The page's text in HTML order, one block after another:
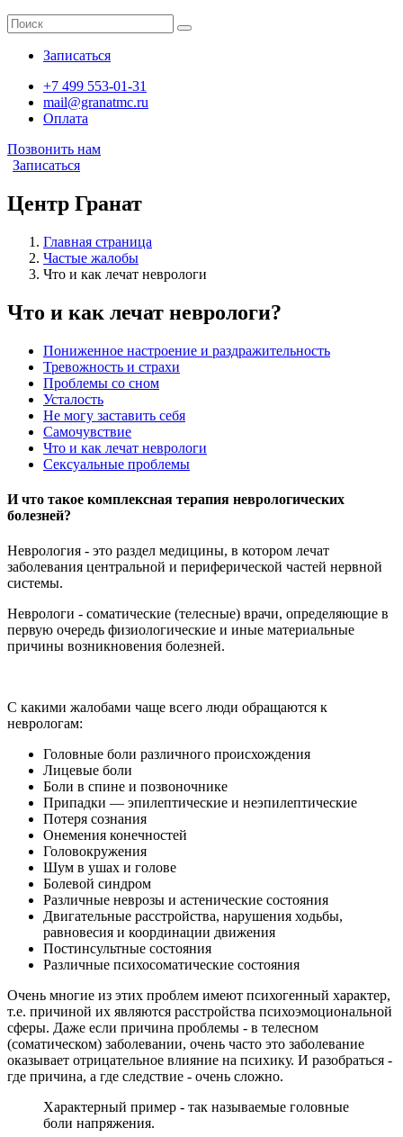
Записаться
+7 499 553-01-31
mail@granatmc.ru
Оплата
Позвонить нам
Записаться
Центр Гранат
Главная страница
Частые жалобы
Что и как лечат неврологи
Что и как лечат неврологи?
Пониженное настроение и раздражительность
Тревожность и страхи
Проблемы со сном
Усталость
Не могу заставить себя
Самочувствие
Что и как лечат неврологи
Сексуальные проблемы
И что такое комплексная терапия неврологических
болезней?
Неврология - это раздел медицины, в котором лечат
заболевания центральной и периферической частей нервной
системы.
Неврологи - соматические (телесные) врачи, определяющие в
первую очередь физиологические и иные материальные
причины возникновения болезней.
С какими жалобами чаще всего люди обращаются к
неврологам:
Головные боли различного происхождения
Лицевые боли
Боли в спине и позвоночнике
Припадки — эпилептические и неэпилептические
Потеря сознания
Онемения конечностей
Головокружения
Шум в ушах и голове
Болевой синдром
Различные неврозы и астенические состояния
Двигательные расстройства, нарушения ходьбы,
равновесия и координации движения
Постинсультные состояния
Различные психосоматические состояния
Очень многие из этих проблем имеют психогенный характер,
т.е. причиной их являются расстройства психоэмоциональной
сферы. Даже если причина проблемы - в телесном
(соматическом) заболевании, очень часто это заболевание
оказывает отрицательное влияние на психику. И разобраться -
где причина, а где следствие - очень сложно.
Характерный пример - так называемые головные
боли напряжения.